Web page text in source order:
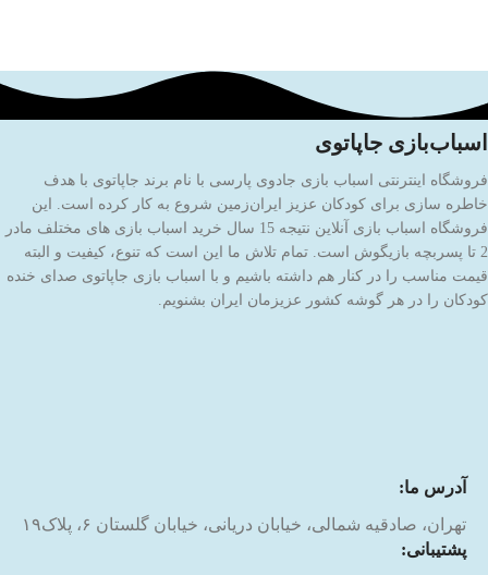
اسباب‌بازی جاپاتوی
فروشگاه اینترنتی اسباب بازی جادوی پارسی با نام برند جاپاتوی با هدف
خاطره سازی برای کودکان عزیز ایران‌زمین شروع به کار کرده است. این
فروشگاه اسباب بازی آنلاین نتیجه 15 سال خرید اسباب بازی های مختلف مادر
2 تا پسربچه بازیگوش است. تمام تلاش ما این است که تنوع، کیفیت و البته
قیمت مناسب را در کنار هم داشته باشیم و با اسباب بازی جاپاتوی صدای خنده
کودکان را در هر گوشه کشور عزیزمان ایران بشنویم.
آدرس ما:
تهران، صادقیه شمالی، خیابان دریانی، خیابان گلستان ۶، پلاک۱۹
پشتیبانی: